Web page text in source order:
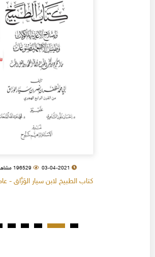
03-04-2021 196529 مشاهدة
كتاب الطبيخ لابن سيار الوَرَّاق - عام 940م